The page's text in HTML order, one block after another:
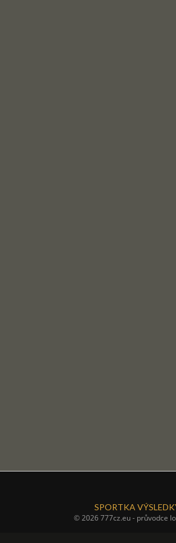
SPORTKA
© 2026 777cz.eu - průvodce